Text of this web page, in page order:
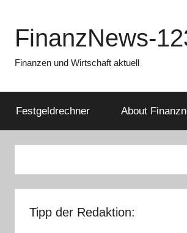
springen
FinanzNews-
Finanzen und Wirtschaft aktuell
Festgeldrechner About
Tipp der Redaktion: